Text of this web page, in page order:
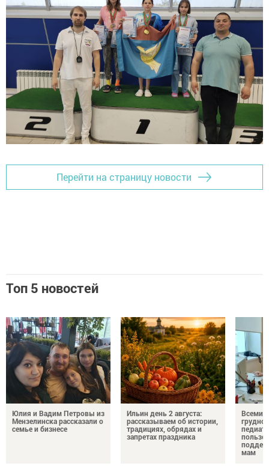
Перейти на страницу новости
Топ 5 новостей
Юлия и Вадим Петровы из
Мензелинска рассказали о
семье и бизнесе
Ильин день 2 августа:
рассказываем об истории,
традициях, обрядах и
запретах праздника
пользе
мам